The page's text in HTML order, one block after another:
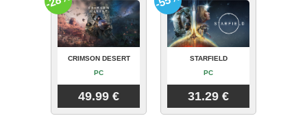
CRIMSON DESERT
PC
49.99 €
STARFIELD
PC
31.29 €